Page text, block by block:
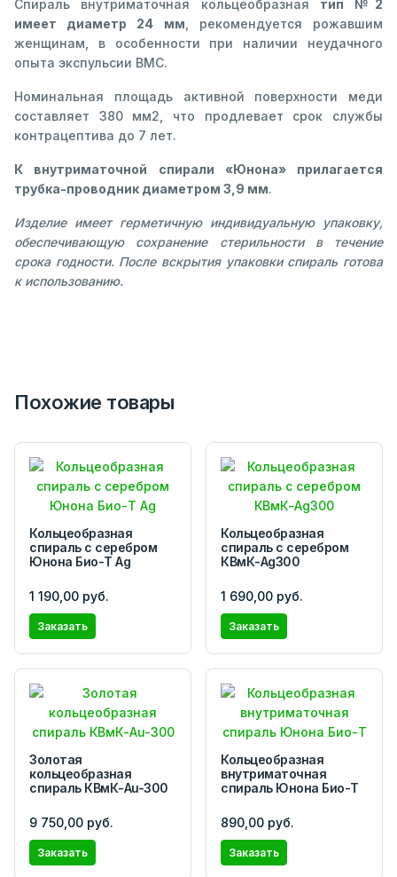
Спираль внутриматочная кольцеобразная тип №2
имеет диаметр 24 мм , рекомендуется рожавшим
женщинам, в особенности при наличии неудачного
опыта экспульсии ВМС.
Номинальная площадь активной поверхности меди
составляет 380 мм2, что продлевает срок службы
контрацептива до 7 лет.
К внутриматочной спирали «Юнона» прилагается
трубка-проводник диаметром 3,9 мм.
Изделие имеет герметичную индивидуальную упаковку,
обеспечивающую сохранение стерильности в течение
срока годности. После вскрытия упаковки спираль готова
к использованию.
Похожие товары
Кольцеобразная
спираль с серебром
Юнона Био-Т Ag
1 190,00 руб.
Заказать
Кольцеобразная
спираль с серебром
КВмК-Ag300
1 690,00 руб.
Заказать
Золотая
кольцеобразная
спираль КВмК-Au-300
9 750,00 руб.
Заказать
Кольцеобразная
внутриматочная
спираль Юнона Био-Т
890,00 руб.
Заказать